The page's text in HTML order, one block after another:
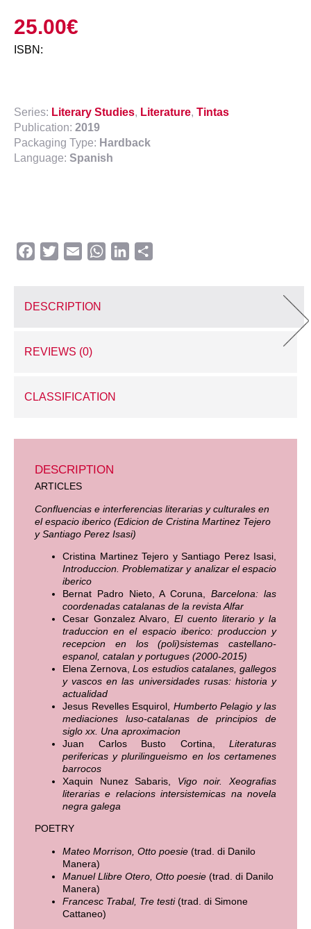
25.00€
ISBN:
Series: Literary Studies, Literature, Tintas
Publication: 2019
Packaging Type: Hardback
Language: Spanish
Facebook
TwitterEmail WhatsAppLinkedIn
DESCRIPTION
REVIEWS (0)
CLASSIFICATION
DESCRIPTION
ARTICLES
Confluencias e interferencias literarias y culturales en
el espacio iberico (Edicion de Cristina Martinez Tejero
y Santiago Perez Isasi)
Cristina Martinez Tejero y Santiago Perez Isasi,
Introduccion. Problematizar y analizar el espacio
iberico
Bernat Padro Nieto, A Coruna,Barcelona: las
coordenadas catalanas de la revista Alfar
Cesar Gonzalez Alvaro,El cuento literario y la
traduccion en el espacio iberico: produccion y
recepcion en los (poli)sistemas castellano-
espanol, catalan y portugues (2000-2015)
Elena Zernova,Los estudios catalanes, gallegos
y vascos en las universidades rusas: historia y
actualidad
Jesus Revelles Esquirol, Humberto Pelagio y las
mediaciones luso-catalanas de principios de
siglo xx. Una aproximacion
Juan Carlos Busto Cortina, Literaturas
perifericas y plurilingueismo en los certamenes
barrocos
Xaquin Nunez Sabaris, Vigo noir. Xeografias
literarias e relacions intersistemicas na novela
negra galega
POETRY
Mateo Morrison, Otto poesie (trad. di Danilo
Manera)
Manuel Llibre Otero, Otto poesie (trad. di Danilo
Manera)
Francesc Trabal, Tre testi(trad. di Simone
Cattaneo)